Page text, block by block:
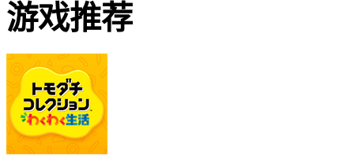
游戏推荐